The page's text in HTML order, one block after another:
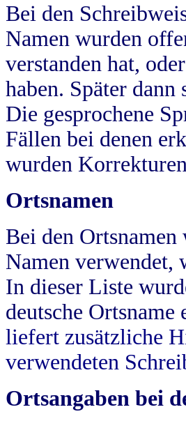
Bei den
Namen wurden
verstanden hat,
haben. Später
Die gesprochene
Fällen bei denen
wurden
Ortsnamen
Bei den
Namen verwendet,
In dieser Liste
deutsche Ortsname
liefert zusätzliche
verwendeten
Ortsangaben bei